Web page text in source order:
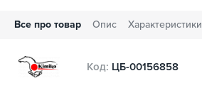
Все про товар Опис Характеристики
Код: ЦБ-00156858